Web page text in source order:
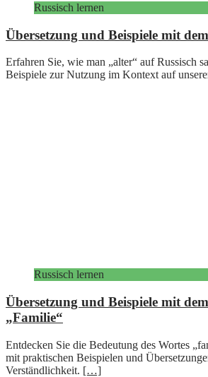
Russisch lernen
Übersetzung und Beispiele mit
Erfahren Sie, wie man „alter“ auf Russisch
Beispiele zur Nutzung im Kontext auf
Russisch lernen
Übersetzung und Beispiele mit
„Familie“
Entdecken Sie die Bedeutung des Wortes
mit praktischen Beispielen und
Verständlichkeit. […]